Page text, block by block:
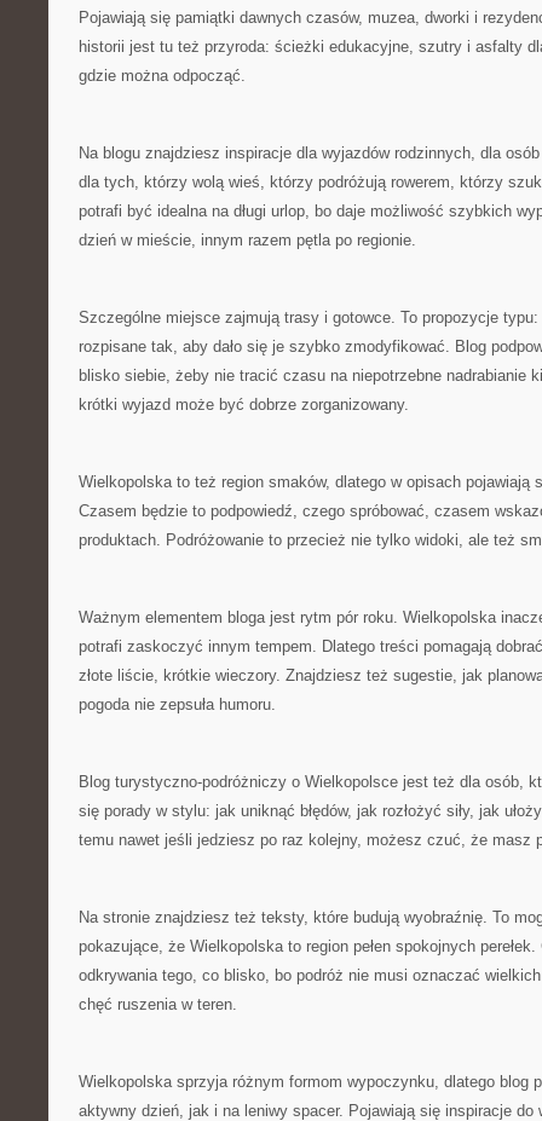
Pojawiają się pamiątki dawnych czasów, muzea, dworki i
historii jest tu też przyroda: ścieżki edukacyjne, szutry i asfalty
gdzie można odpocząć.
Na blogu znajdziesz inspiracje dla wyjazdów rodzinnych, dla
dla tych, którzy wolą wieś, którzy podróżują rowerem, którzy
potrafi być idealna na długi urlop, bo daje możliwość szybkich
dzień w mieście, innym razem pętla po regionie.
Szczególne miejsce zajmują trasy i gotowce. To propozycje typu:
rozpisane tak, aby dało się je szybko zmodyfikować. Blog
blisko siebie, żeby nie tracić czasu na niepotrzebne nadrabianie
krótki wyjazd może być dobrze zorganizowany.
Wielkopolska to też region smaków, dlatego w opisach pojawiają
Czasem będzie to podpowiedź, czego spróbować, czasem
produktach. Podróżowanie to przecież nie tylko widoki, ale też
Ważnym elementem bloga jest rytm pór roku. Wielkopolska
potrafi zaskoczyć innym tempem. Dlatego treści pomagają
złote liście, krótkie wieczory. Znajdziesz też sugestie, jak
pogoda nie zepsuła humoru.
Blog turystyczno-podróżniczy o Wielkopolsce jest też dla osób,
się porady w stylu: jak uniknąć błędów, jak rozłożyć siły, jak
temu nawet jeśli jedziesz po raz kolejny, możesz czuć, że masz
Na stronie znajdziesz też teksty, które budują wyobraźnię. To
pokazujące, że Wielkopolska to region pełen spokojnych
odkrywania tego, co blisko, bo podróż nie musi oznaczać
chęć ruszenia w teren.
Wielkopolska sprzyja różnym formom wypoczynku, dlatego blog
aktywny dzień, jak i na leniwy spacer. Pojawiają się inspiracje do